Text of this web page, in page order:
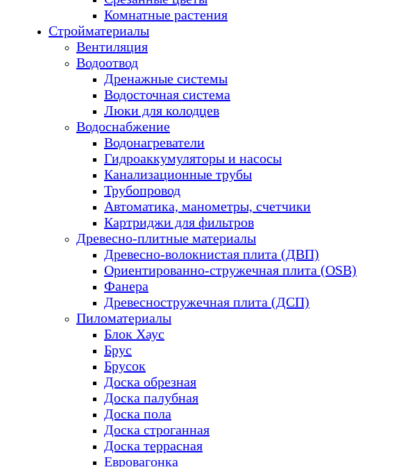
Комнатные растения
Стройматериалы
Вентиляция
Водоотвод
Дренажные системы
Водосточная система
Люки для колодцев
Водоснабжение
Водонагреватели
Гидроаккумуляторы и насосы
Канализационные трубы
Трубопровод
Автоматика, манометры, счетчики
Картриджи для фильтров
Древесно-плитные материалы
Древесно-волокнистая плита (ДВП)
Ориентированно-стружечная плита (OSB)
Фанера
Древесностружечная плита (ДСП)
Пиломатериалы
Блок Хаус
Брус
Брусок
Доска обрезная
Доска палубная
Доска пола
Доска строганная
Доска террасная
Евровагонка